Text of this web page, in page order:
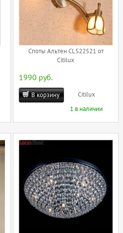
Споты Альтен CL522521 от
Citilux
1990 руб.
В корзину
Citilux
1 в наличии